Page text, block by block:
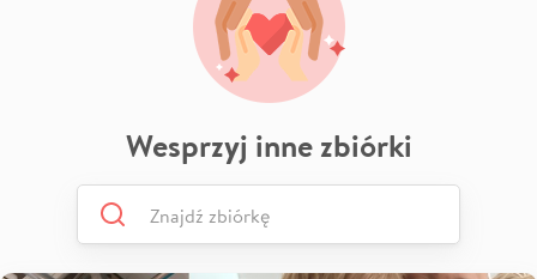
Wesprzyj inne zbiórki